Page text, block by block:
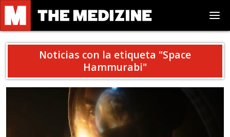
Noticias con la etiqueta "Space
Hammurabi"